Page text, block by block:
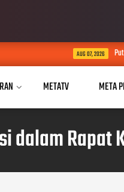
Putri Asli Tulang Bawang
METATV META
dalam Rapat